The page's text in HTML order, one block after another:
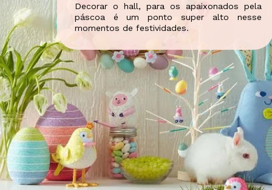
Decorar o hall, para os apaixonados pela
páscoa é um ponto super alto nesse
momentos de festividades.